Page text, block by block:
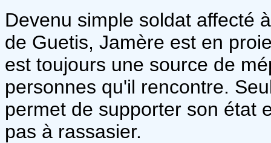
Devenu simple soldat affecté
de Guetis, Jamère est en
est toujours une source de
personnes qu'il rencontre.
permet de supporter son état
pas à rassasier.